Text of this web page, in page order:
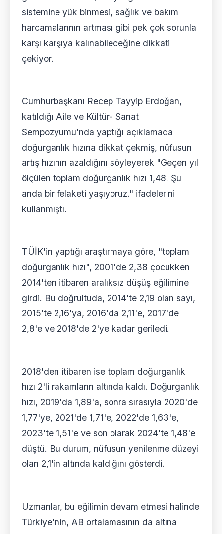
sistemine yük binmesi, sağlık ve bakım
harcamalarının artması gibi pek çok sorunla
karşı karşıya kalınabileceğine dikkati
çekiyor.
Cumhurbaşkanı Recep Tayyip Erdoğan,
katıldığı Aile ve Kültür- Sanat
Sempozyumu'nda yaptığı açıklamada
doğurganlık hızına dikkat çekmiş, nüfusun
artış hızının azaldığını söyleyerek "Geçen yıl
ölçülen toplam doğurganlık hızı 1,48. Şu
anda bir felaketi yaşıyoruz." ifadelerini
kullanmıştı.
TÜİK'in yaptığı araştırmaya göre, "toplam
doğurganlık hızı", 2001'de 2,38 çocukken
2014'ten itibaren aralıksız düşüş eğilimine
girdi. Bu doğrultuda, 2014'te 2,19 olan sayı,
2015'te 2,16'ya, 2016'da 2,11'e, 2017'de
2,8'e ve 2018'de 2'ye kadar geriledi.
2018'den itibaren ise toplam doğurganlık
hızı 2'li rakamların altında kaldı. Doğurganlık
hızı, 2019'da 1,89'a, sonra sırasıyla 2020'de
1,77'ye, 2021'de 1,71'e, 2022'de 1,63'e,
2023'te 1,51'e ve son olarak 2024'te 1,48'e
düştü. Bu durum, nüfusun yenilenme düzeyi
olan 2,1'in altında kaldığını gösterdi.
Uzmanlar, bu eğilimin devam etmesi halinde
Türkiye'nin, AB ortalamasının da altına